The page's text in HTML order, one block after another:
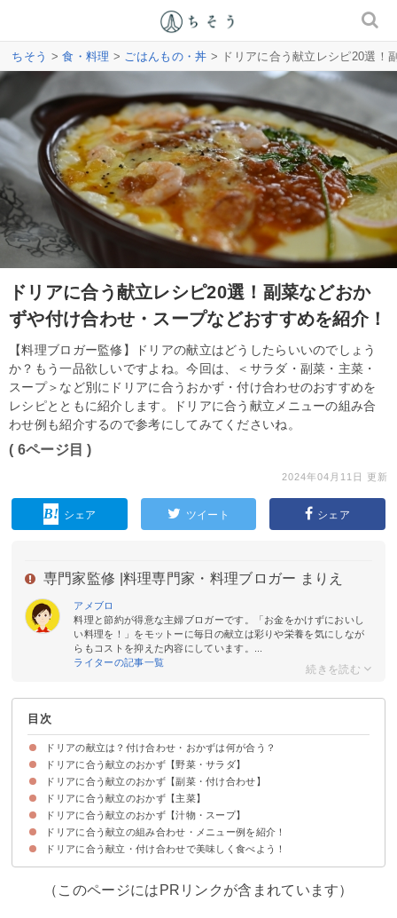
ちそう >食・料理 > ごはんもの・丼 > ドリアに合う献立レシピ20選！
ドリアに合う献立レシピ20選！副菜などおか
ずや付け合わせ・スープなどおすすめを紹介！
【料理ブロガー監修】ドリアの献立はどうしたらいいのでしょう
か？もう一品欲しいですよね。今回は、＜サラダ・副菜・主菜・
スープ＞など別にドリアに合うおかず・付け合わせのおすすめを
レシピとともに紹介します。ドリアに合う献立メニューの組み合
わせ例も紹介するので参考にしてみてくださいね。
( 6ページ目 )
2024年04月11日 更新
シェア ツイート シェア
専門家監修 | 料理専門家・料理ブロガー まりえ
アメブロ
料理と節約が得意な主婦ブロガーです。「お金をかけずにおいし
い料理を！」をモットーに毎日の献立は彩りや栄養を気にしなが
らもコストを抑えた内容にしています。...
ライターの記事一覧
目次
ドリアの献立は？付け合わせ・おかずは何が合う？
ドリアに合う献立のおかず【野菜・サラダ】
ドリアに合う献立のおかず【副菜・付け合わせ】
ドリアに合う献立のおかず【主菜】
ドリアに合う献立のおかず【汁物・スープ】
ドリアに合う献立の組み合わせ・メニュー例を紹介！
ドリアに合う献立・付け合わせで美味しく食べよう！
（このページにはPRリンクが含まれています）